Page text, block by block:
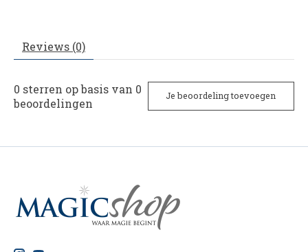
Reviews (0)
0 sterren op basis van 0
beoordelingen
Je beoordeling toevoegen